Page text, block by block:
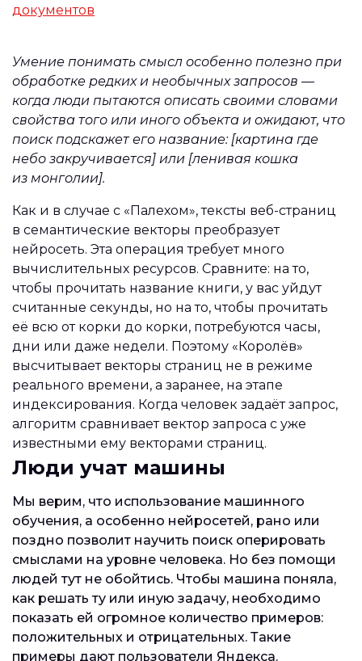
документов
Умение понимать смысл особенно полезно при
обработке редких и необычных запросов —
когда люди пытаются описать своими словами
свойства того или иного объекта и ожидают, что
поиск подскажет его название: [картина где
небо закручивается] или [ленивая кошка
из монголии].
Как и в случае с «Палехом», тексты веб-страниц
в семантические векторы преобразует
нейросеть. Эта операция требует много
вычислительных ресурсов. Сравните: на то,
чтобы прочитать название книги, у вас уйдут
считанные секунды, но на то, чтобы прочитать
её всю от корки до корки, потребуются часы,
дни или даже недели. Поэтому «Королёв»
высчитывает векторы страниц не в режиме
реального времени, а заранее, на этапе
индексирования. Когда человек задаёт запрос,
алгоритм сравнивает вектор запроса с уже
известными ему векторами страниц.
Люди учат машины
Мы верим, что использование машинного
обучения, а особенно нейросетей, рано или
поздно позволит научить поиск оперировать
смыслами на уровне человека. Но без помощи
людей тут не обойтись. Чтобы машина поняла,
как решать ту или иную задачу, необходимо
показать ей огромное количество примеров:
положительных и отрицательных. Такие
примеры дают пользователи Яндекса.